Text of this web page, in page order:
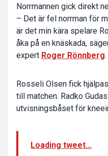
Norrmannen gick direkt
– Det är fel norrman för
är det min kära spelare
åka på en knäskada,
expert Roger Rönnberg.
Rosseli Olsen fick
till matchen. Radko
utvisningsbåset för
Loading tweet...